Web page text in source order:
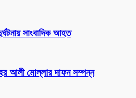
সাংবাদিক আহত
আলী মোল্লার দাফন সম্পন্ন